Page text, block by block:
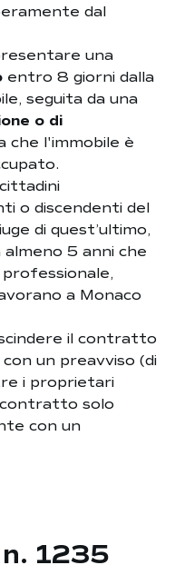
dal
una
entro 8 giorni dalla
seguita da una
o di
che l'immobile è
o discendenti del
di quest’ultimo,
5 anni che
a Monaco
il contratto
un preavviso (di
i proprietari
contratto solo
con un
1235